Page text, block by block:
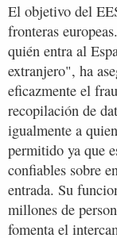
El objetivo del
fronteras
quién entra al
extranjero", ha
eficazmente el
recopilación de
igualmente a
permitido ya que
confiables sobre
entrada. Su
millones de
fomenta el